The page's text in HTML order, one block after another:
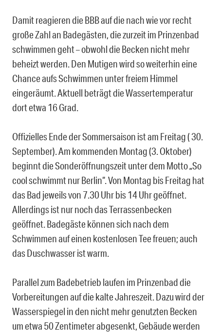
Damit reagieren die BBB auf die nach wie vor recht
große Zahl an Badegästen, die zurzeit im Prinzenbad
schwimmen geht – obwohl die Becken nicht mehr
beheizt werden. Den Mutigen wird so weiterhin eine
Chance aufs Schwimmen unter freiem Himmel
eingeräumt. Aktuell beträgt die Wassertemperatur
dort etwa 16 Grad.
Offizielles Ende der Sommersaison ist am Freitag ( 30.
September). Am kommenden Montag (3. Oktober)
beginnt die Sonderöffnungszeit unter dem Motto „So
cool schwimmt nur Berlin“. Von Montag bis Freitag hat
das Bad jeweils von 7.30 Uhr bis 14 Uhr geöffnet.
Allerdings ist nur noch das Terrassenbecken
geöffnet. Badegäste können sich nach dem
Schwimmen auf einen kostenlosen Tee freuen; auch
das Duschwasser ist warm.
Parallel zum Badebetrieb laufen im Prinzenbad die
Vorbereitungen auf die kalte Jahreszeit. Dazu wird der
Wasserspiegel in den nicht mehr genutzten Becken
um etwa 50 Zentimeter abgesenkt, Gebäude werden